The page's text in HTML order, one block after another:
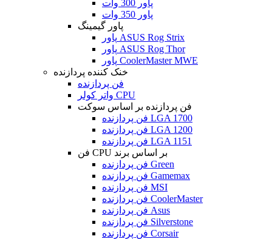
پاور 300 وات
پاور 350 وات
پاور گیمینگ
پاور ASUS Rog Strix
پاور ASUS Rog Thor
پاور CoolerMaster MWE
خنک کننده پردازنده
فن پردازنده
واتر کولر CPU
فن پردازنده بر اساس سوکت
فن پردازنده LGA 1700
فن پردازنده LGA 1200
فن پردازنده LGA 1151
فن CPU بر اساس برند
فن پردازنده Green
فن پردازنده Gamemax
فن پردازنده MSI
فن پردازنده CoolerMaster
فن پردازنده Asus
فن پردازنده Silverstone
فن پردازنده Corsair